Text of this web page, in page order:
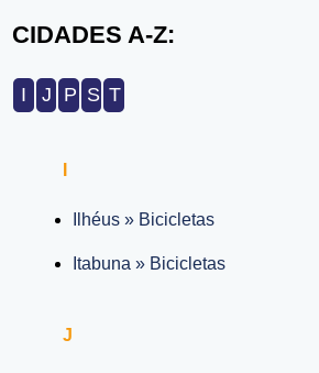
CIDADES A-Z:
I J P S T
Ilhéus » Bicicletas
Itabuna » Bicicletas
J